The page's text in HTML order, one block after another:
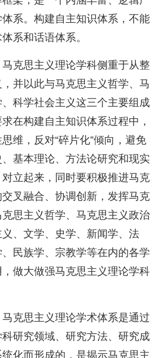
系。构建自主知识体系，不能
系和话语体系。
克思主义理论学科侧重于从整
并以此与马克思主义哲学、马
科学社会主义这三个主要组成
在构建自主知识体系过程中，
维，反对“碎片化”倾向，避免
基本理论、方法论研究和现实
立起来，同时要积极推进马克
叉融合、协调创新，发挥马克
思主义哲学、马克思主义政治
、文学、史学、新闻学、法
民族学、宗教学等在内的各学
做大做强马克思主义理论学科
克思主义理论学术体系是通过
研究领域、研究方法、研究成
化而形成的，是揭示马克思主